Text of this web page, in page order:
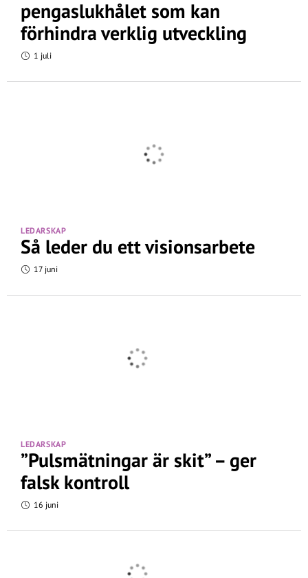
pengaslukhålet som kan
förhindra verklig utveckling
1 juli
LEDARSKAP
Så leder du ett visionsarbete
17 juni
LEDARSKAP
”Pulsmätningar är skit” – ger
falsk kontroll
16 juni